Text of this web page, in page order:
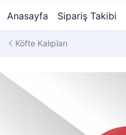
Anasayfa Sipariş Takibi
Köfte Kalıpları